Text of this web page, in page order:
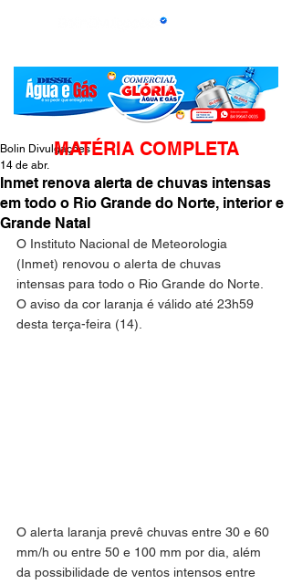
Inmet renova alerta de chuvas intensas
em todo o Rio Grande do Norte, interior e
Grande Natal
Bolin Divulgações
14 de abr.
O Instituto Nacional de Meteorologia
(Inmet) renovou o alerta de chuvas
intensas para todo o Rio Grande do Norte.
O aviso da cor laranja é válido até 23h59
desta terça-feira (14).
O alerta laranja prevê chuvas entre 30 e 60
mm/h ou entre 50 e 100 mm por dia, além
da possibilidade de ventos intensos entre
MATÉRIA COMPLETA